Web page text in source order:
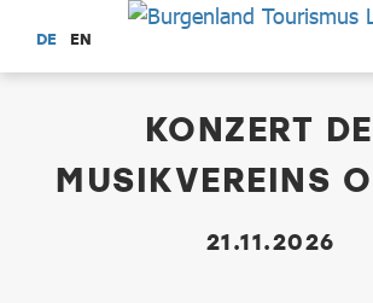
Zum Hauptinhalt springen
DE EN
KONZERT
MUSIKVEREINS
21.11.2026